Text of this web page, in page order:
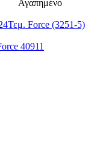
Αγαπημένο
Force (3251-5)